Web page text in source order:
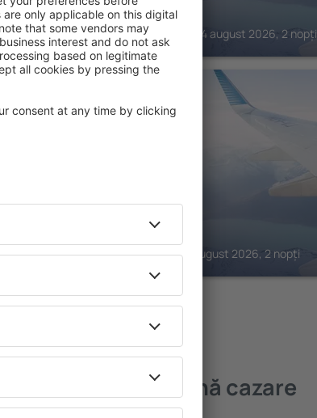
236 €
Florenţa, 24 august 2026, 2 nopți
Charme
173
Prato, 15 august 2026, 2 nopți
– cea mai bună cazare